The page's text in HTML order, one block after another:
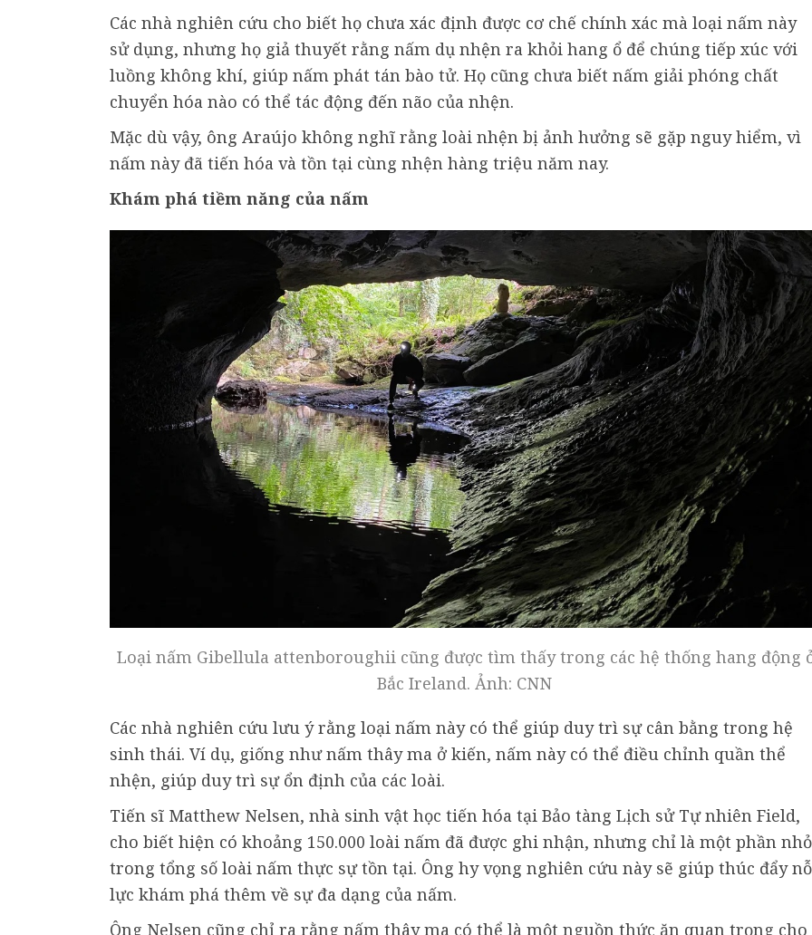
Các nhà nghiên cứu cho biết họ chưa xác định được cơ chế chính xác mà loại nấm này
sử dụng, nhưng họ giả thuyết rằng nấm dụ nhện ra khỏi hang ổ để chúng tiếp xúc với
luồng không khí, giúp nấm phát tán bào tử. Họ cũng chưa biết nấm giải phóng chất
chuyển hóa nào có thể tác động đến não của nhện.
Mặc dù vậy, ông Araújo không nghĩ rằng loài nhện bị ảnh hưởng sẽ gặp nguy hiểm, vì
nấm này đã tiến hóa và tồn tại cùng nhện hàng triệu năm nay.
Khám phá tiềm năng của nấm
Loại nấm Gibellula attenboroughii cũng được tìm thấy trong các hệ thống hang động
Bắc Ireland. Ảnh: CNN
Các nhà nghiên cứu lưu ý rằng loại nấm này có thể giúp duy trì sự cân bằng trong hệ
sinh thái. Ví dụ, giống như nấm thây ma ở kiến, nấm này có thể điều chỉnh quần thể
nhện, giúp duy trì sự ổn định của các loài.
Tiến sĩ Matthew Nelsen, nhà sinh vật học tiến hóa tại Bảo tàng Lịch sử Tự nhiên Field,
cho biết hiện có khoảng 150.000 loài nấm đã được ghi nhận, nhưng chỉ là một phần nhỏ
trong tổng số loài nấm thực sự tồn tại. Ông hy vọng nghiên cứu này sẽ giúp thúc đẩy nỗ
lực khám phá thêm về sự đa dạng của nấm.
Ông Nelsen cũng chỉ ra rằng nấm thây ma có thể là một nguồn thức ăn quan trọng cho